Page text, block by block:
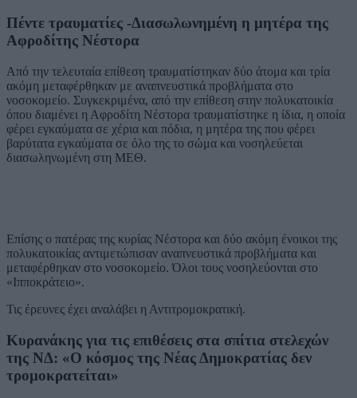
Πέντε τραυματίες -Διασωλωνημένη η μητέρα της
Αφροδίτης Νέστορα
Από την τελευταία επίθεση τραυματίστηκαν δύο άτομα και τρία
ακόμη μεταφέρθηκαν με αναπνευστικά προβλήματα στο
νοσοκομείο. Συγκεκριμένα, από την επίθεση στην πολυκατοικία
όπου διαμένει η Αφροδίτη Νέστορα τραυματίστηκε η ίδια, η οποία
φέρει εγκαύματα σε χέρια και πόδια, η μητέρα της που φέρει
βαρύτατα εγκαύματα σε όλο της το σώμα και νοσηλεύεται
διασωληνωμένη στη ΜΕΘ.
Επίσης ο πατέρας της κυρίας Νέστορα και δύο ακόμη ένοικοι της
πολυκατοικίας αντιμετώπισαν αναπνευστικά προβλήματα και
μεταφέρθηκαν στο νοσοκομείο. Όλοι τους νοσηλεύονται στο
«Ιπποκράτειο».
Τις έρευνες έχει αναλάβει η Αντιτρομοκρατική.
Κυρανάκης για τις επιθέσεις στα σπίτια στελεχών
της ΝΔ: «Ο κόσμος της Νέας Δημοκρατίας δεν
τρομοκρατείται»